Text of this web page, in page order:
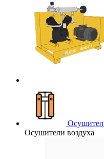
Осушители воздуха